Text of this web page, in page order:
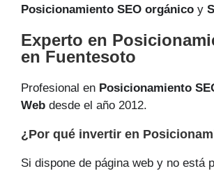
Posicionamiento SEO orgánico y
Experto en
en Fuentesoto
Profesional en Posicionamiento
Web desde el año 2012.
¿Por qué invertir en
Si dispone de página web y no está